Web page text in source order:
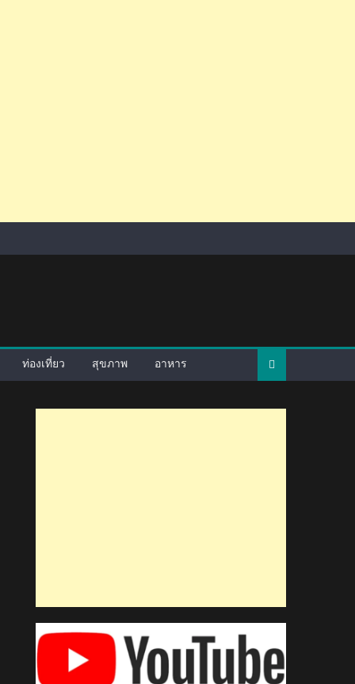
ท่องเที่ยว สุขภาพ อาหาร